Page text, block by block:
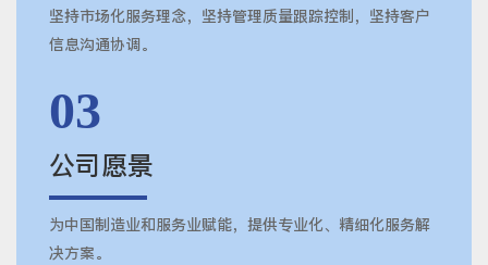
坚持市场化服务理念，坚持管理质量跟踪控制，坚持客户
信息沟通协调。
03
公司愿景
为中国制造业和服务业赋能，提供专业化、精细化服务解
决方案。